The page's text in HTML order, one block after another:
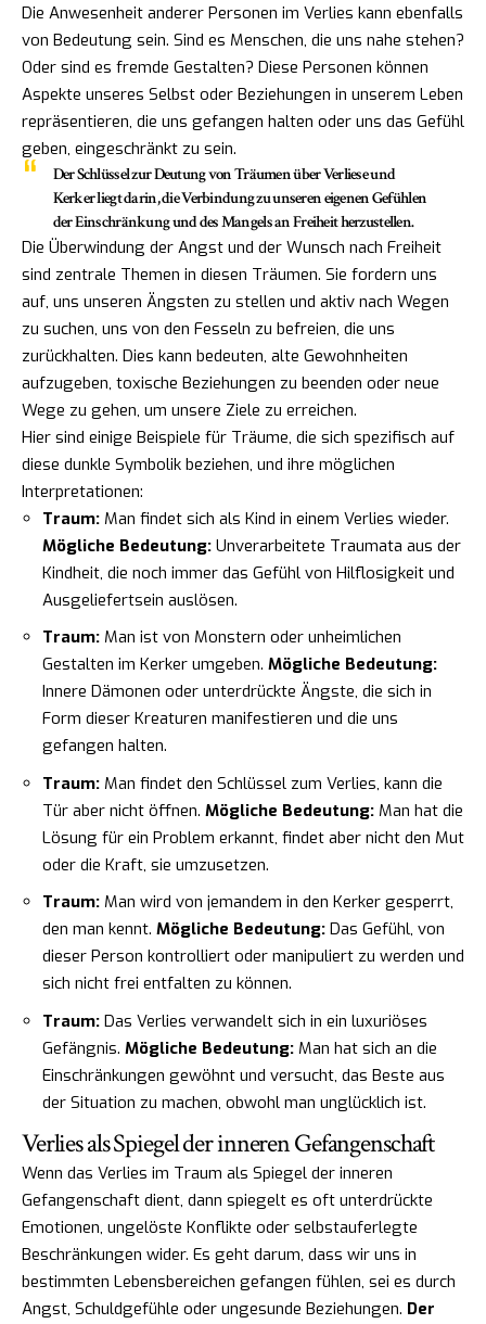
Die Anwesenheit anderer Personen im Verlies kann ebenfalls
von Bedeutung sein. Sind es Menschen, die uns nahe stehen?
Oder sind es fremde Gestalten? Diese Personen können
Aspekte unseres Selbst oder Beziehungen in unserem Leben
repräsentieren, die uns gefangen halten oder uns das Gefühl
geben, eingeschränkt zu sein.
Der Schlüssel zur Deutung von Träumen über Verliese und
Kerker liegt darin, die Verbindung zu unseren eigenen Gefühlen
der Einschränkung und des Mangels an Freiheit herzustellen.
Die Überwindung der Angst und der Wunsch nach Freiheit
sind zentrale Themen in diesen Träumen. Sie fordern uns
auf, uns unseren Ängsten zu stellen und aktiv nach Wegen
zu suchen, uns von den Fesseln zu befreien, die uns
zurückhalten. Dies kann bedeuten, alte Gewohnheiten
aufzugeben, toxische Beziehungen zu beenden oder neue
Wege zu gehen, um unsere Ziele zu erreichen.
Hier sind einige Beispiele für Träume, die sich spezifisch auf
diese dunkle Symbolik beziehen, und ihre möglichen
Interpretationen:
Traum: Man findet sich als Kind in einem Verlies wieder.
Mögliche Bedeutung: Unverarbeitete Traumata aus der
Kindheit, die noch immer das Gefühl von Hilflosigkeit und
Ausgeliefertsein auslösen.
Traum: Man ist von Monstern oder unheimlichen
Gestalten im Kerker umgeben. Mögliche Bedeutung:
Innere Dämonen oder unterdrückte Ängste, die sich in
Form dieser Kreaturen manifestieren und die uns
gefangen halten.
Traum: Man findet den Schlüssel zum Verlies, kann die
Tür aber nicht öffnen. Mögliche Bedeutung: Man hat die
Lösung für ein Problem erkannt, findet aber nicht den Mut
oder die Kraft, sie umzusetzen.
Traum: Man wird von jemandem in den Kerker gesperrt,
den man kennt. Mögliche Bedeutung: Das Gefühl, von
dieser Person kontrolliert oder manipuliert zu werden und
sich nicht frei entfalten zu können.
Traum: Das Verlies verwandelt sich in ein luxuriöses
Gefängnis. Mögliche Bedeutung: Man hat sich an die
Einschränkungen gewöhnt und versucht, das Beste aus
der Situation zu machen, obwohl man unglücklich ist.
Verlies als Spiegel der inneren Gefangenschaft
Wenn das Verlies im Traum als Spiegel der inneren
Gefangenschaft dient, dann spiegelt es oft unterdrückte
Emotionen, ungelöste Konflikte oder selbstauferlegte
Beschränkungen wider. Es geht darum, dass wir uns in
bestimmten Lebensbereichen gefangen fühlen, sei es durch
Angst, Schuldgefühle oder ungesunde Beziehungen. Der